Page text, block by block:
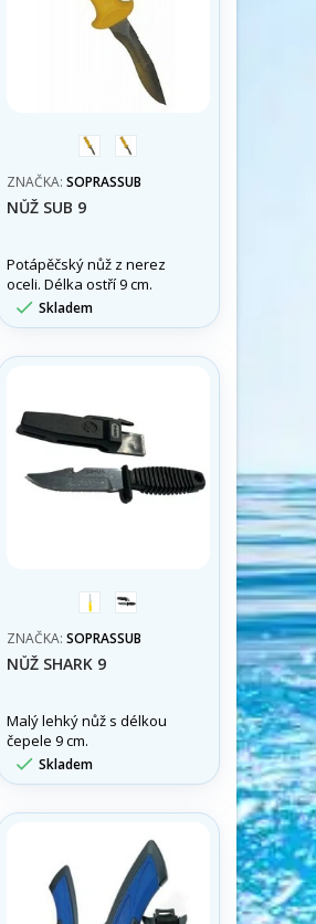
žlutá black
ZNAČKA: SOPRASSUB
NŮŽ SUB 9
Potápěčský nůž z nerez
oceli. Délka ostří 9 cm.
 Skladem
žlutá černá
ZNAČKA: SOPRASSUB
NŮŽ SHARK 9
Malý lehký nůž s délkou
čepele 9 cm.
 Skladem